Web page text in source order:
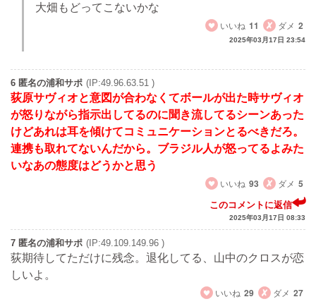
大畑もどってこないかな
いいね 11 ダメ 2
2025年03月17日 23:54
6 匿名の浦和サポ (IP:49.96.63.51 )
荻原サヴィオと意図が合わなくてボールが出た時サヴィオ
が怒りながら指示出してるのに聞き流してるシーンあった
けどあれは耳を傾けてコミュニケーションとるべきだろ。
連携も取れてないんだから。ブラジル人が怒ってるよみた
いなあの態度はどうかと思う
いいね 93 ダメ 5
このコメントに返信
2025年03月17日 08:33
7 匿名の浦和サポ (IP:49.109.149.96 )
荻期待してただけに残念。退化してる、山中のクロスが恋
しいよ。
いいね 29 ダメ 27